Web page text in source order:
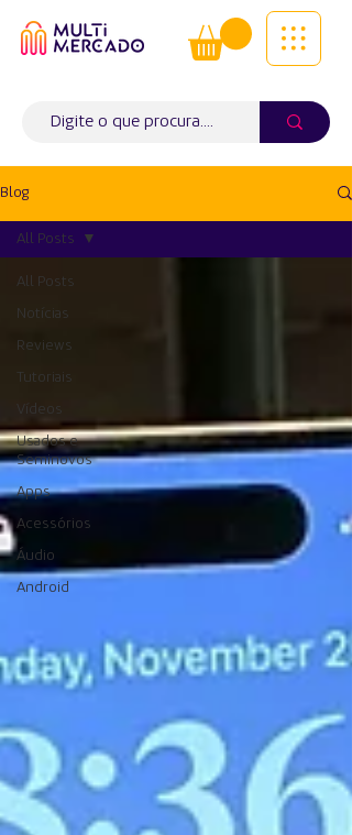
Tudo num só lugar! | Entregas ao
domicílio
Blog
All Posts
Notícias
Reviews
Tutoriais
Vídeos
Usados e
Seminovos
Apps
Acessórios
Áudio
Android
All Posts